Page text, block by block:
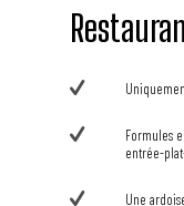
Formules
entrée-
Une